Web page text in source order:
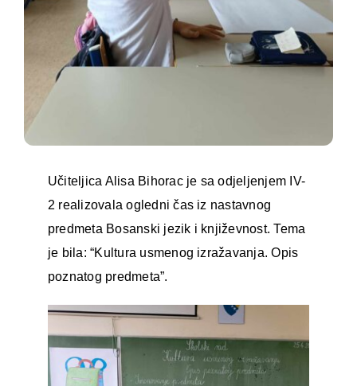
Učiteljica Alisa Bihorac je sa odjeljenjem IV-
2 realizovala ogledni čas iz nastavnog
predmeta Bosanski jezik i književnost. Tema
je bila: “Kultura usmenog izražavanja. Opis
poznatog predmeta”.